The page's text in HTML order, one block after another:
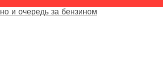
и очередь за бензином